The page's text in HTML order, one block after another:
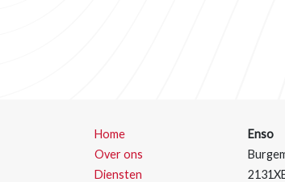
Home(current)
Over ons
Diensten
Enso